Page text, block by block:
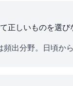
正しいものを選び
頻出分野。日頃か